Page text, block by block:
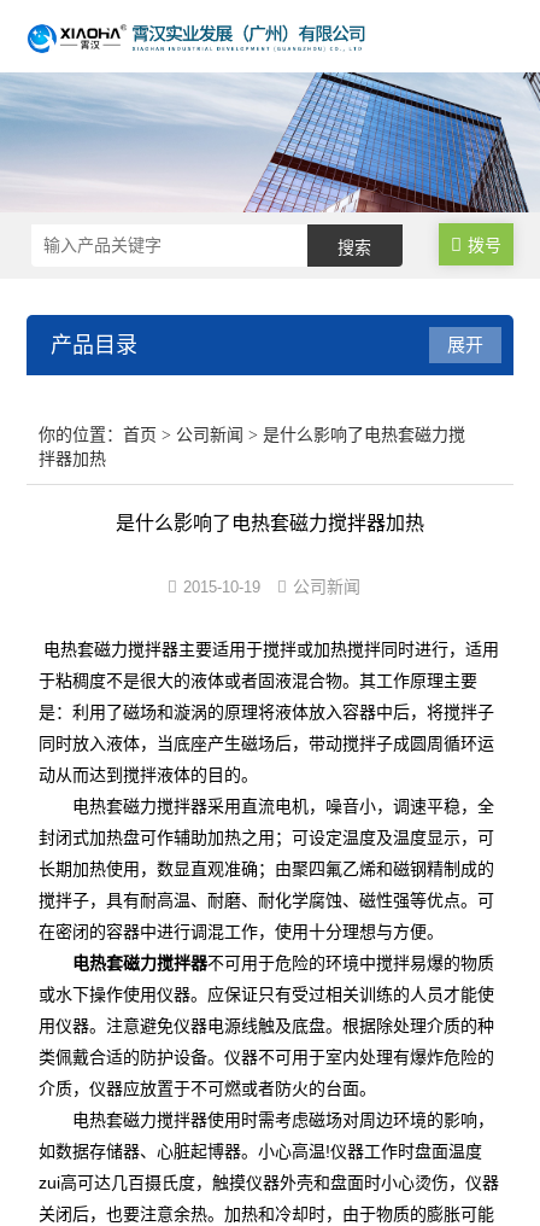
拨号
产品目录
生物发酵罐
均质乳化反应釜/乳化机
分子蒸馏装置
不锈钢浓缩装置
卫生级储罐
脱色罐
酒精沉淀罐/醇沉罐
不锈钢配制罐
多功能提取罐
高温循环油浴锅
玻璃反应釜
低温冷却液循环泵
展开
你的位置：首页 > 公司新闻 > 是什么影响了电热套磁力搅
拌器加热
是什么影响了电热套磁力搅拌器加热
2015-10-19 公司新闻
电热套磁力搅拌器主要适用于搅拌或加热搅拌同时进行，适用
于粘稠度不是很大的液体或者固液混合物。其工作原理主要
是：利用了磁场和漩涡的原理将液体放入容器中后，将搅拌子
同时放入液体，当底座产生磁场后，带动搅拌子成圆周循环运
动从而达到搅拌液体的目的。
电热套磁力搅拌器采用直流电机，噪音小，调速平稳，全
封闭式加热盘可作辅助加热之用；可设定温度及温度显示，可
长期加热使用，数显直观准确；由聚四氟乙烯和磁钢精制成的
搅拌子，具有耐高温、耐磨、耐化学腐蚀、磁性强等优点。可
在密闭的容器中进行调混工作，使用十分理想与方便。
电热套磁力搅拌器不可用于危险的环境中搅拌易爆的物质
或水下操作使用仪器。应保证只有受过相关训练的人员才能使
用仪器。注意避免仪器电源线触及底盘。根据除处理介质的种
类佩戴合适的防护设备。仪器不可用于室内处理有爆炸危险的
介质，仪器应放置于不可燃或者防火的台面。
电热套磁力搅拌器使用时需考虑磁场对周边环境的影响，
如数据存储器、心脏起博器。小心高温!仪器工作时盘面温度
zui高可达几百摄氏度，触摸仪器外壳和盘面时小心烫伤，仪器
关闭后，也要注意余热。加热和冷却时，由于物质的膨胀可能